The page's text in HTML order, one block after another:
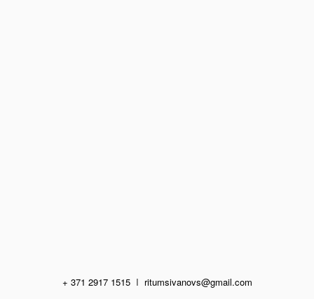
+ 371 2917 1515I ritumsivanovs@gmail.com